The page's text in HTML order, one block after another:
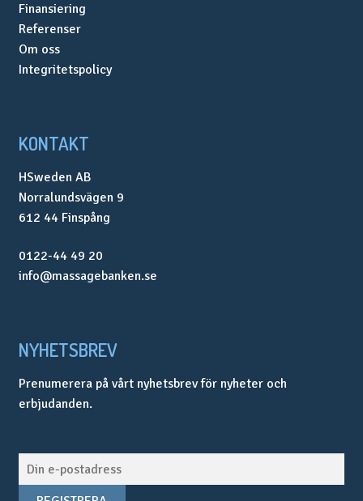
Finansiering
Referenser
Om oss
Integritetspolicy
KONTAKT
HSweden AB
Norralundsvägen 9
612 44 Finspång
0122-44 49 20
info@massagebanken.se
NYHETSBREV
Prenumerera på vårt nyhetsbrev för nyheter och
erbjudanden.